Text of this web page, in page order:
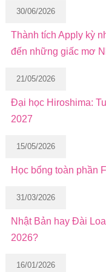
30/06/2026
Thành tích Apply kỳ
đến những giấc mơ
21/05/2026
Đại học Hiroshima:
2027
15/05/2026
Học bổng toàn phần
31/03/2026
Nhật Bản hay Đài
2026?
16/01/2026